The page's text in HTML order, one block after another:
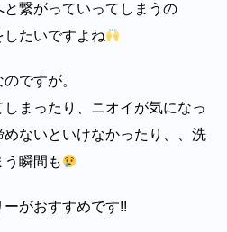
繋がっていってしまうの
たいですよね
ですが。
まったり、ニオイが気になっ
ないといけなかったり、、洗
瞬間も
がおすすめです!!